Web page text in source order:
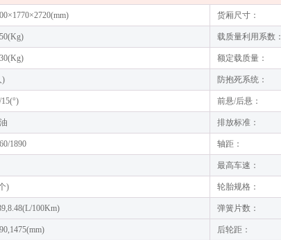
货厢尺寸：
载质量利用系数：
额定载质量：
) 防抱死系统：
15(°) 前悬/后悬：
排放标准：
1890 轴距：
最高车速：
) 轮胎规格：
100Km) 弹簧片数：
后轮距：